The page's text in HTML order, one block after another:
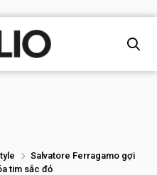
Salvatore Ferragamo gợi
tim sắc đỏ